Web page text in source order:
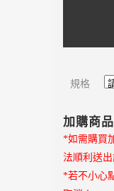
規格
加購商品
*如需購買
法順利送
*若不小心